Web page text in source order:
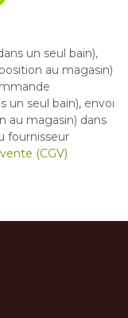
un seul bain),
au magasin)
un seul bain), envoi
au magasin) dans
fournisseur
(CGV)